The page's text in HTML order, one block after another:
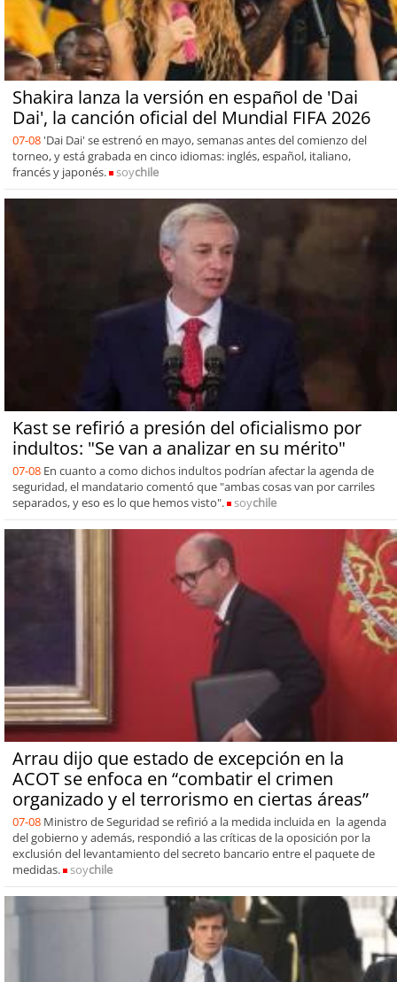
Shakira lanza la versión en español de 'Dai
Dai', la canción oficial del Mundial FIFA 2026
07-08 'Dai Dai' se estrenó en mayo, semanas antes del comienzo del
torneo, y está grabada en cinco idiomas: inglés, español, italiano,
francés y japonés.
soychile
Kast se refirió a presión del oficialismo por
indultos: "Se van a analizar en su mérito"
07-08 En cuanto a como dichos indultos podrían afectar la agenda de
seguridad, el mandatario comentó que "ambas cosas van por carriles
separados, y eso es lo que hemos visto".
soychile
Arrau dijo que estado de excepción en la
ACOT se enfoca en “combatir el crimen
organizado y el terrorismo en ciertas áreas”
07-08 Ministro de Seguridad se refirió a la medida incluida en la agenda
del gobierno y además, respondió a las críticas de la oposición por la
exclusión del levantamiento del secreto bancario entre el paquete de
medidas.
soychile